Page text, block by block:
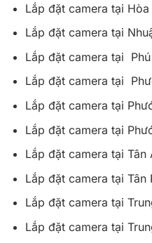
Lắp đặt camera tại Hòa
Lắp đặt camera tại
Lắp đặt camera tại
Lắp đặt camera tại
Lắp đặt camera tại
Lắp đặt camera tại
Lắp đặt camera tại Tân
Lắp đặt camera tại Tân
Lắp đặt camera tại
Lắp đặt camera tại